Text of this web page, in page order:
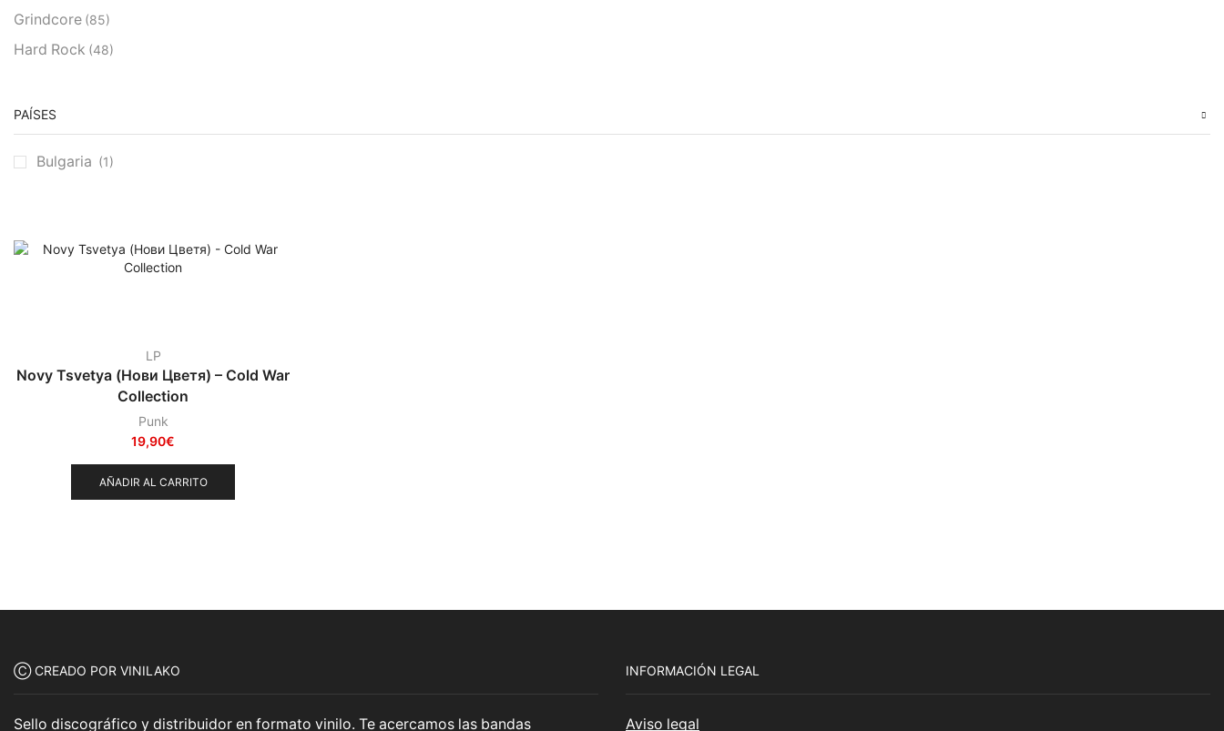
Grindcore (85)
Hard Rock (48)
Heavy Metal
Otros(38)
Prog (25)
Stoner (22)
PAÍSES
Bulgaria (1)
LP
Novy Tsvetya (Нови Цветя) – Cold War
Collection
Punk
19,90€
AÑADIR AL CARRITO
Ⓒ CREADO POR VINILAKO
Sello discográfico y distribuidor en formato vinilo. Te acercamos las bandas
INFORMACIÓN LEGAL
Aviso legal